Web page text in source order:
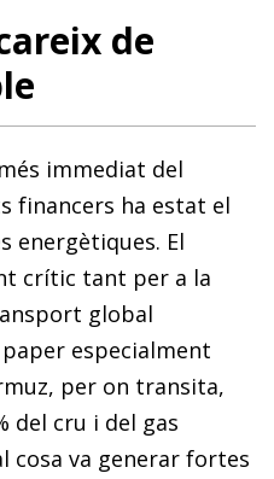
de
immediat del
financers ha estat el
energètiques. El
crític tant per a la
global
especialment
per on transita,
del cru i del gas
cosa va generar fortes